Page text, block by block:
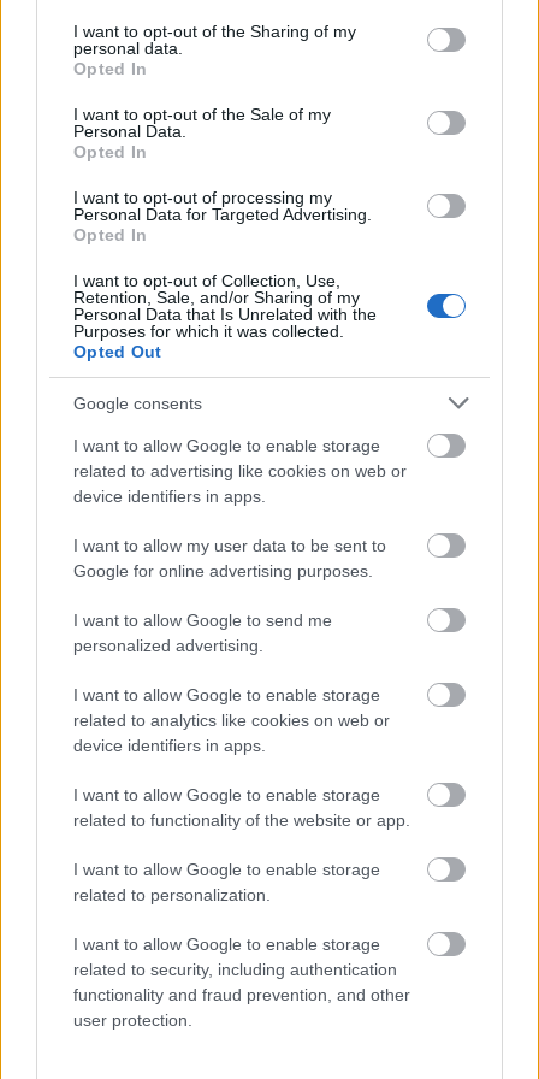
not limited to your visit or usage behaviour. You may click to
grant or deny consent to Google and its third-party tags to
use your data for below specified purposes in below Google
consent section.
I want to opt-out of the Sharing of my
personal data.
Opted In
I want to opt-out of the Sale of my
Personal Data.
Opted In
I want to opt-out of processing my
Personal Data for Targeted Advertising.
Opted In
I want to opt-out of Collection, Use,
Retention, Sale, and/or Sharing of my
Personal Data that Is Unrelated with the
Purposes for which it was collected.
Opted Out
Google consents
I want to allow Google to enable storage
related to advertising like cookies on web or
device identifiers in apps.
I want to allow my user data to be sent to
Google for online advertising purposes.
I want to allow Google to send me
personalized advertising.
I want to allow Google to enable storage
related to analytics like cookies on web or
device identifiers in apps.
I want to allow Google to enable storage
related to functionality of the website or app.
I want to allow Google to enable storage
related to personalization.
I want to allow Google to enable storage
related to security, including authentication
functionality and fraud prevention, and other
user protection.
Az Armani Beauty sminkmestere
rejtelmeibe - interjú Rusznyák
Gyulával
SZTÁROK
Palvin Barbara megérkezett
Velencébe, és szépségétől elájulsz
SZÉPSÉG